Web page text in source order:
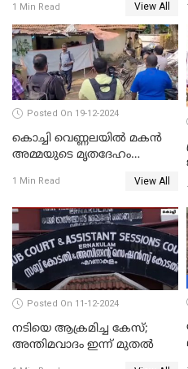
ബന്ധമില്ലെന്ന് സ്ഥിരീകരണം
1 Min Read View All
Posted On 19-12-2024
കൊച്ചി വെണ്ണലയില്‍ മകന്‍
അമ്മയുടെ മൃതദേഹം
1 Min Read View All
Posted On 11-12-2024
നടിയെ ആക്രമിച്ച കേസ്;
അന്തിമവാദം ഇന്ന് മുതല്‍